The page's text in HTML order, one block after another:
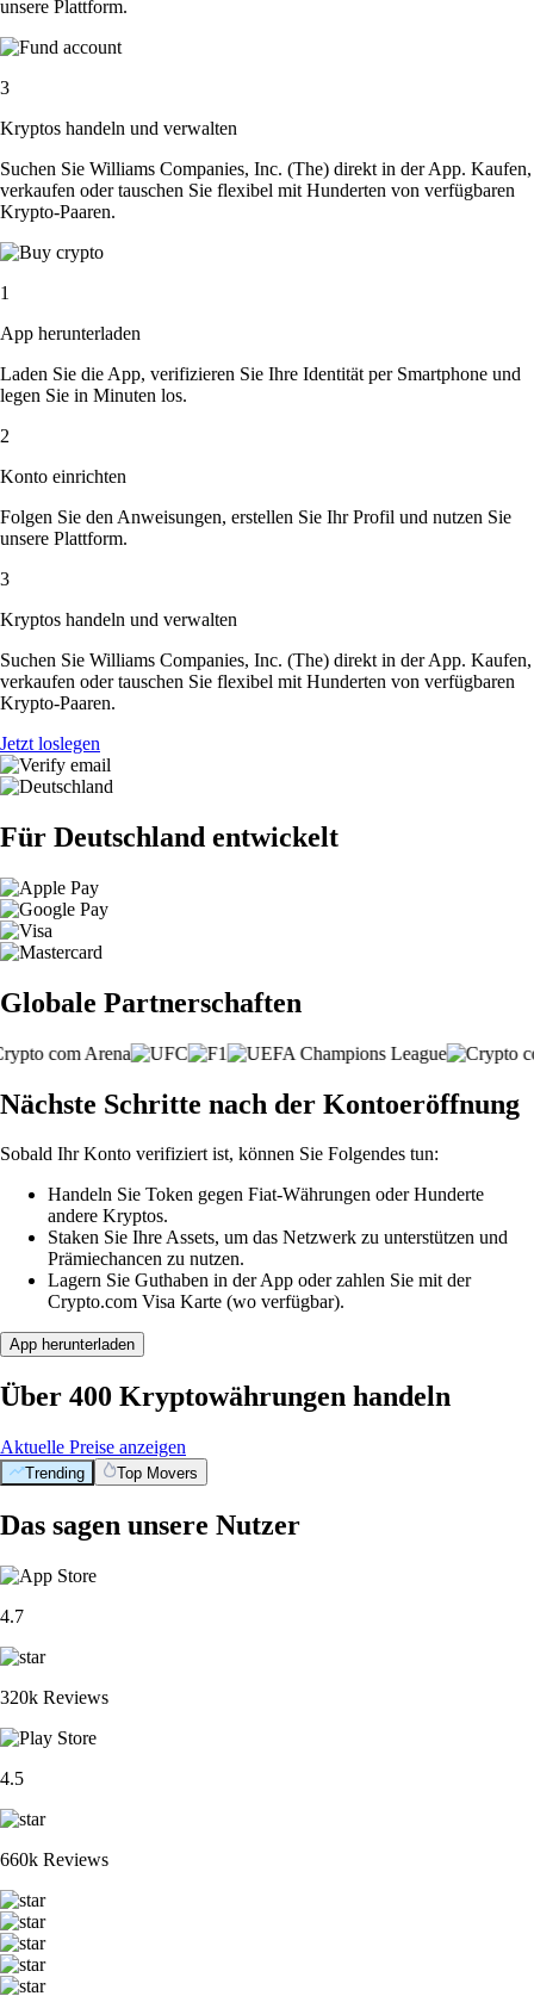
unsere Plattform.
3
Kryptos handeln und verwalten
Suchen Sie Williams Companies, Inc. (The) direkt in der App. Kaufen,
verkaufen oder tauschen Sie flexibel mit Hunderten von verfügbaren
Krypto-Paaren.
1
App herunterladen
Laden Sie die App, verifizieren Sie Ihre Identität per Smartphone und
legen Sie in Minuten los.
2
Konto einrichten
Folgen Sie den Anweisungen, erstellen Sie Ihr Profil und nutzen Sie
unsere Plattform.
3
Kryptos handeln und verwalten
Suchen Sie Williams Companies, Inc. (The) direkt in der App. Kaufen,
verkaufen oder tauschen Sie flexibel mit Hunderten von verfügbaren
Krypto-Paaren.
Jetzt loslegen
Für Deutschland entwickelt
Globale Partnerschaften
Nächste Schritte nach der Kontoeröffnung
Sobald Ihr Konto verifiziert ist, können Sie Folgendes tun:
Handeln Sie Token gegen Fiat-Währungen oder Hunderte
andere Kryptos.
Staken Sie Ihre Assets, um das Netzwerk zu unterstützen und
Prämiechancen zu nutzen.
Lagern Sie Guthaben in der App oder zahlen Sie mit der
Crypto.com Visa Karte (wo verfügbar).
App herunterladen
Über 400 Kryptowährungen handeln
Aktuelle Preise anzeigen
Trending Top Movers
Das sagen unsere Nutzer
4.7
320k Reviews
4.5
660k Reviews